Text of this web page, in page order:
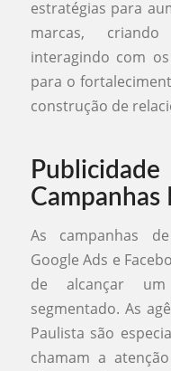
estratégias para
marcas,
interagindo com
para o
construção de
Campanhas
As campanhas
Google Ads e
de alcançar
segmentado. As
Paulista são
chamam a